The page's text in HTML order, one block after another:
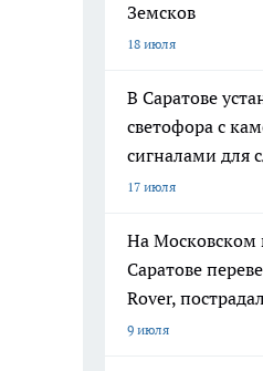
Земсков
18 июля
В Саратове
светофора с
сигналами для
17 июля
На Московском
Саратове
Rover,
9 июля